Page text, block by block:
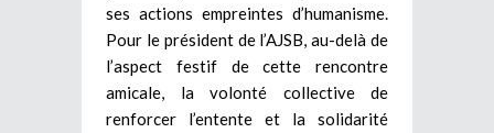
ses actions empreintes d’humanisme.
Pour le président de l’AJSB, au-delà de
l’aspect festif de cette rencontre
amicale, la volonté collective de
renforcer l’entente et la solidarité